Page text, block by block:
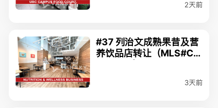
2天前
#37 列治文成熟果昔及营
养饮品店转让（MLS#C8
3天前